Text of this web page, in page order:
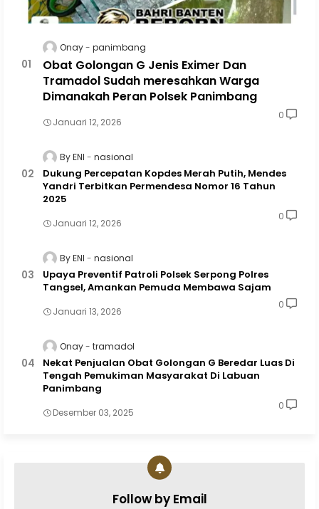
Onay panimbang
Obat Golongan G Jenis Eximer Dan
Tramadol Sudah meresahkan Warga
Dimanakah Peran Polsek Panimbang
Januari 12, 2026
0
By ENI nasional
Dukung Percepatan Kopdes Merah Putih, Mendes
Yandri Terbitkan Permendesa Nomor 16 Tahun
2025
Januari 12, 2026
0
By ENI nasional
Upaya Preventif Patroli Polsek Serpong Polres
Tangsel, Amankan Pemuda Membawa Sajam
Januari 13, 2026
0
Onay tramadol
Nekat Penjualan Obat Golongan G Beredar Luas Di
Tengah Pemukiman Masyarakat Di Labuan
Panimbang
Desember 03, 2025
0
Follow by Email